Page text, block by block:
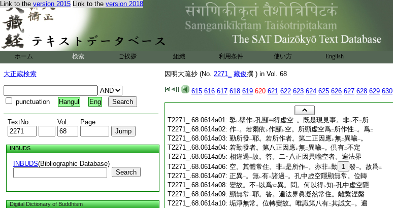
Link to the version 2015 Link to the version 2018
ホーム 検索 ご挨拶 組織 利用条件 使い方 English
大正蔵検索
punctuation Hangul Eng
TextNo. Vol. Page
INBUDS
INBUDS(Bibliographic Database)
Search
Digital Dictionary of Buddhism
因明大疏抄 (No. 2271_ 藏俊撰 ) in Vol. 68
615 616 617 618 619 620 621 622 623 624 625 626 627 628 629 630
T2271_.68.0614a01: 鑿レ壁作レ孔顯 得虚空一。既是現見事。非レ不 二 所
T2271_.68.0614a02: 作一。若爾依 レ作顯レ空。所顯虚空爲二 所作性一。爲二
T2271_.68.0614a03: 勤所發一耶。若所作者。第二正因應レ無二異喩一。
T2271_.68.0614a04: 若勤發者。第八正因應レ無二異喩一。倶有二不定
T2271_.68.0614a05: 相違過一故。答。二･八正因異喩空者。遍法界
T2271_.68.0614a06: 空。其體常住。非二是所作一。亦非二勤 1 發一。故爲二
T2271_.68.0614a07: 正異一。無レ有二諸過一。孔中虚空隱顯無常。位轉
T2271_.68.0614a08: 變故。不 二 以爲 異。問。何以得レ知 二孔中虚空隱
T2271_.68.0614a09: 顯無常一耶。答。遍法界眞凝然常住。離繋涅槃
T2271_.68.0614a10: 垢淨無常。位轉變故。唯識第八有二其誠文一。遍